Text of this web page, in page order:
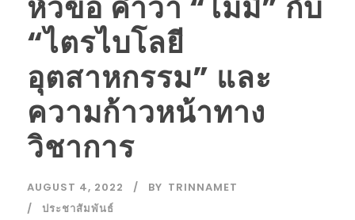
“ไตรไบโลยี
อุตสาหกรรม” และ
ความก้าวหน้าทาง
วิชาการ
AUGUST 4, 2022 BY TRINNAMET
ประชาสัมพันธ์